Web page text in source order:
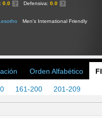
0.0 Defensiva: 0.0
Men's International Friendly
Orden Alfabético
161-200 201-209